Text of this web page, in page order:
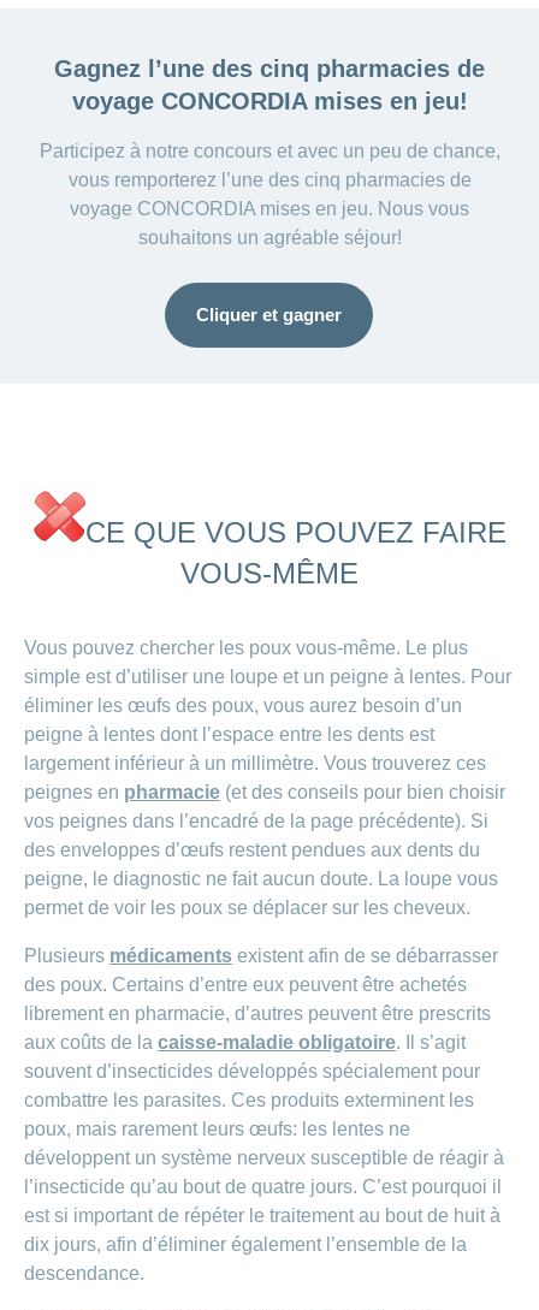
Gagnez l’une des cinq pharmacies de
voyage CONCORDIA mises en jeu!
Participez à notre concours et avec un peu de chance,
vous remporterez l’une des cinq pharmacies de
voyage CONCORDIA mises en jeu. Nous vous
souhaitons un agréable séjour!
Cliquer et gagner
CE QUE VOUS POUVEZ FAIRE
VOUS-MÊME
Vous pouvez chercher les poux vous-même. Le plus
simple est d’utiliser une loupe et un peigne à lentes. Pour
éliminer les œufs des poux, vous aurez besoin d’un
peigne à lentes dont l’espace entre les dents est
largement inférieur à un millimètre. Vous trouverez ces
peignes en pharmacie (et des conseils pour bien choisir
vos peignes dans l’encadré de la page précédente). Si
des enveloppes d’œufs restent pendues aux dents du
peigne, le diagnostic ne fait aucun doute. La loupe vous
permet de voir les poux se déplacer sur les cheveux.
Plusieurs médicaments existent afin de se débarrasser
des poux. Certains d’entre eux peuvent être achetés
librement en pharmacie, d’autres peuvent être prescrits
aux coûts de la caisse-maladie obligatoire. Il s’agit
souvent d’insecticides développés spécialement pour
combattre les parasites. Ces produits exterminent les
poux, mais rarement leurs œufs: les lentes ne
développent un système nerveux susceptible de réagir à
l’insecticide qu’au bout de quatre jours. C’est pourquoi il
est si important de répéter le traitement au bout de huit à
dix jours, afin d’éliminer également l’ensemble de la
descendance.